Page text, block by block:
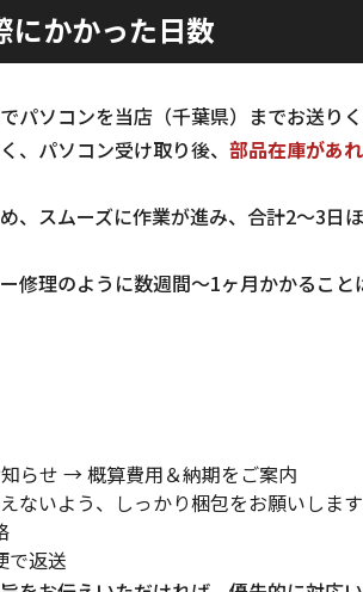
にかかった日数
パソコンを当店（千葉県）までお送り
、パソコン受け取り後、 部品在庫があ
、スムーズに作業が進み、合計2～3日
修理のように数週間～1ヶ月かかること
らせ → 概算費用＆納期をご案内
ないよう、しっかり梱包をお願いしま
で返送